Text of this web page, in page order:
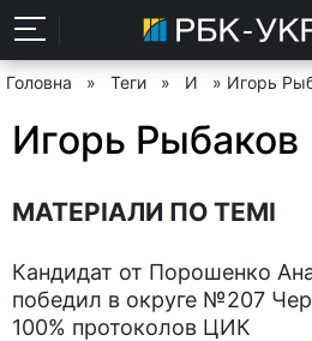
Головна » Теги » И » Игорь
Игорь Рыбаков
МАТЕРІАЛИ ПО ТЕМІ
Кандидат от Порошенко
победил в округе №207
100% протоколов ЦИК